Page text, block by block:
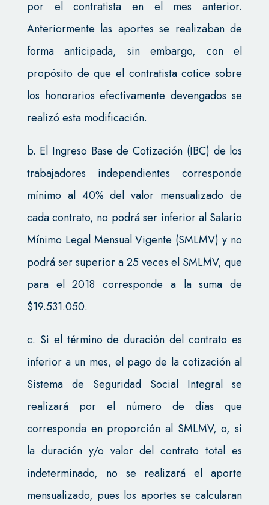
por el contratista en el mes anterior.
Anteriormente las aportes se realizaban de
forma anticipada, sin embargo, con el
propósito de que el contratista cotice sobre
los honorarios efectivamente devengados se
realizó esta modificación.
b. El Ingreso Base de Cotización (IBC) de los
trabajadores independientes corresponde
mínimo al 40% del valor mensualizado de
cada contrato, no podrá ser inferior al Salario
Mínimo Legal Mensual Vigente (SMLMV) y no
podrá ser superior a 25 veces el SMLMV, que
para el 2018 corresponde a la suma de
$19.531.050.
c. Si el término de duración del contrato es
inferior a un mes, el pago de la cotización al
Sistema de Seguridad Social Integral se
realizará por el número de días que
corresponda en proporción al SMLMV, o, si
la duración y/o valor del contrato total es
indeterminado, no se realizará el aporte
mensualizado, pues los aportes se calcularan